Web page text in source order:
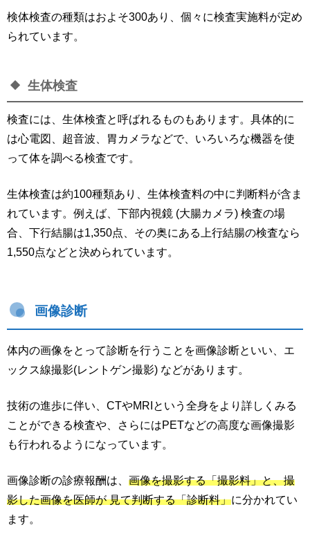
検体検査の種類はおよそ300あり、個々に検査実施料が定め
られています。
生体検査
検査には、生体検査と呼ばれるものもあります。具体的に
は心電図、超音波、胃カメラなどで、いろいろな機器を使
って体を調べる検査です。
生体検査は約100種類あり、生体検査料の中に判断料が含ま
れています。例えば、下部内視鏡 (大腸カメラ) 検査の場
合、下行結腸は1,350点、その奥にある上行結腸の検査なら
1,550点などと決められています。
画像診断
体内の画像をとって診断を行うことを画像診断といい、エ
ックス線撮影(レントゲン撮影) などがあります。
技術の進歩に伴い、CTやMRIという全身をより詳しくみる
ことができる検査や、さらにはPETなどの高度な画像撮影
も行われるようになっています。
画像診断の診療報酬は、 画像を撮影する「撮影料」と、撮
影した画像を医師が 見て判断する「診断料」に分かれてい
ます。